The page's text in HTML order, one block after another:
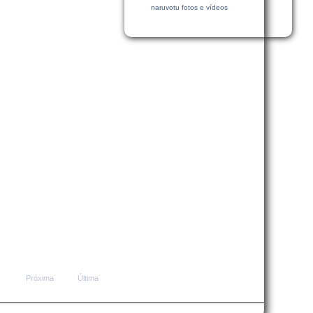
Próxima Última
naruvotu fotos e vídeos